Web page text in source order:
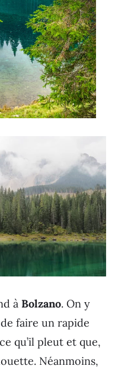
à Bolzano. On y
faire un rapide
qu’il pleut et que,
Néanmoins,